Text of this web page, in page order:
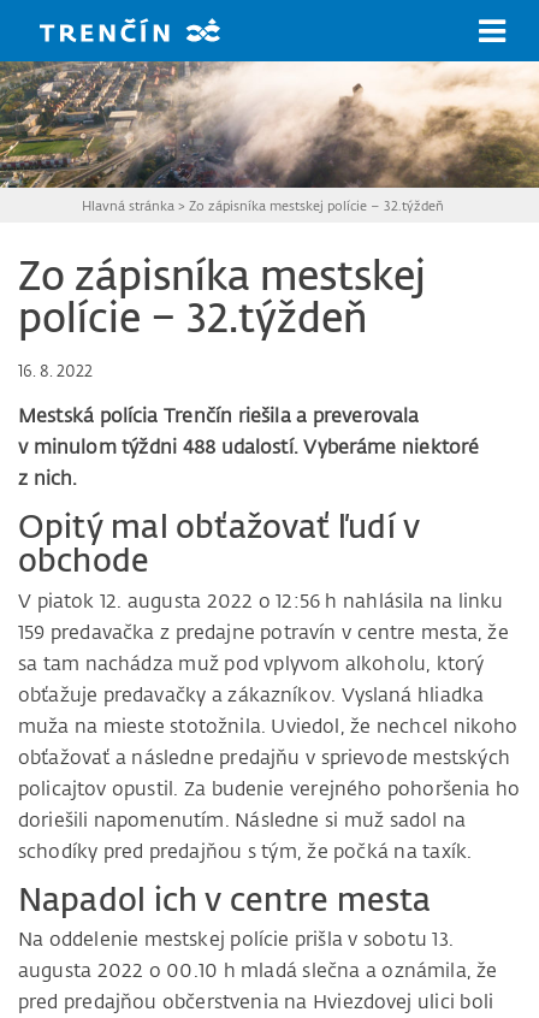
Hlavná stránka > Zo zápisníka mestskej polície – 32.týždeň
Zo zápisníka mestskej
polície – 32.týždeň
16. 8. 2022
Mestská polícia Trenčín riešila a preverovala
v minulom týždni 488 udalostí. Vyberáme niektoré
z nich.
Opitý mal obťažovať ľudí v
obchode
V piatok 12. augusta 2022 o 12:56 h nahlásila na linku
159 predavačka z predajne potravín v centre mesta, že
sa tam nachádza muž pod vplyvom alkoholu, ktorý
obťažuje predavačky a zákazníkov. Vyslaná hliadka
muža na mieste stotožnila. Uviedol, že nechcel nikoho
obťažovať a následne predajňu v sprievode mestských
policajtov opustil. Za budenie verejného pohoršenia ho
doriešili napomenutím. Následne si muž sadol na
schodíky pred predajňou s tým, že počká na taxík.
Napadol ich v centre mesta
Na oddelenie mestskej polície prišla v sobotu 13.
augusta 2022 o 00.10 h mladá slečna a oznámila, že
pred predajňou občerstvenia na Hviezdovej ulici boli